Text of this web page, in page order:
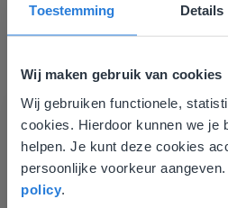
Toestemming Details
Wij maken gebruik van cookies
Wij gebruiken functionele,
cookies. Hierdoor kunnen we je
helpen. Je kunt deze cookies
persoonlijke voorkeur
policy
Groep 8, Blok 9, Week
Deze website
overeen met je
Gezien je locatie, denken
liever naar de website voor